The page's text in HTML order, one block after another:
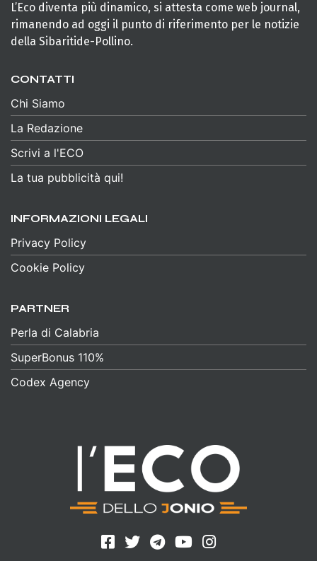
L’Eco diventa più dinamico, si attesta come web journal,
rimanendo ad oggi il punto di riferimento per le notizie
della Sibaritide-Pollino.
CONTATTI
Chi Siamo
La Redazione
Scrivi a l'ECO
La tua pubblicità qui!
INFORMAZIONI LEGALI
Privacy Policy
Cookie Policy
PARTNER
Perla di Calabria
SuperBonus 110%
Codex Agency